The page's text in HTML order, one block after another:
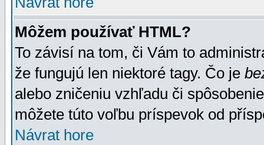
Môžem používať HTML?
To závisí na tom, či Vám to
že fungujú len niektoré tagy. Čo je
alebo zničeniu vzhľadu či
môžete túto voľbu príspevok od
Návrat hore